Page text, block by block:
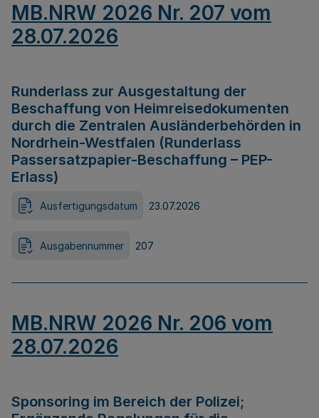
MB.NRW 2026 Nr. 207 vom
28.07.2026
Runderlass zur Ausgestaltung der
Beschaffung von Heimreisedokumenten
durch die Zentralen Ausländerbehörden in
Nordrhein-Westfalen (Runderlass
Passersatzpapier-Beschaffung – PEP-
Erlass)
Ausfertigungsdatum 23.07.2026
Ausgabennummer 207
MB.NRW 2026 Nr. 206 vom
28.07.2026
Sponsoring im Bereich der Polizei;